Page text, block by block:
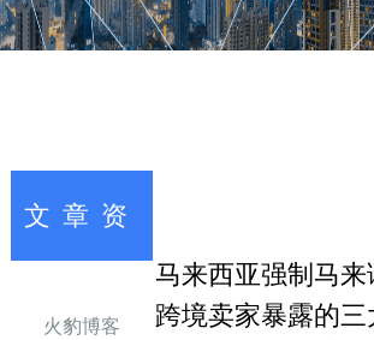
文章资
火豹博客
马来西亚强制马来
跨境卖家暴露的